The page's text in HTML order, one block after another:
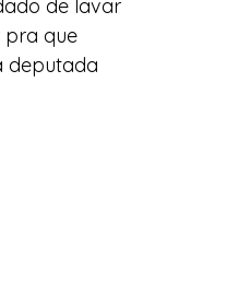
de lavar
pra que
deputada